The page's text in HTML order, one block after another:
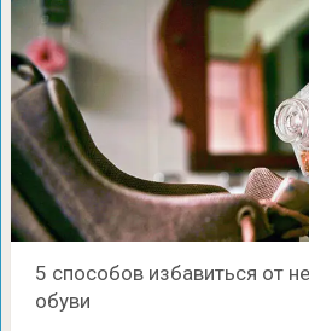
5 способов избавиться от
обуви